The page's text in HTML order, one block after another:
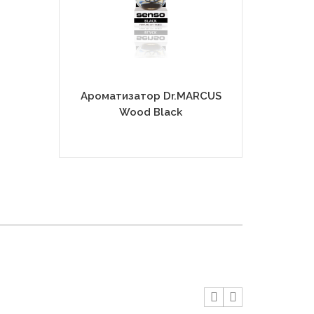
Ароматизатор Dr.MARCUS
Wood Black